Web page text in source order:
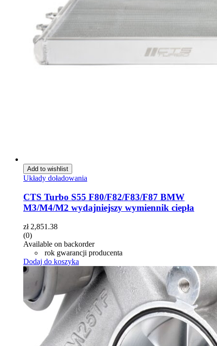
Add to wishlist
Układy doładowania
CTS Turbo S55 F80/F82/F83/F87 BMW
M3/M4/M2 wydajniejszy wymiennik ciepła
zł2,851.38
(0)
Available on backorder
rok gwarancji producenta
Dodaj do koszyka